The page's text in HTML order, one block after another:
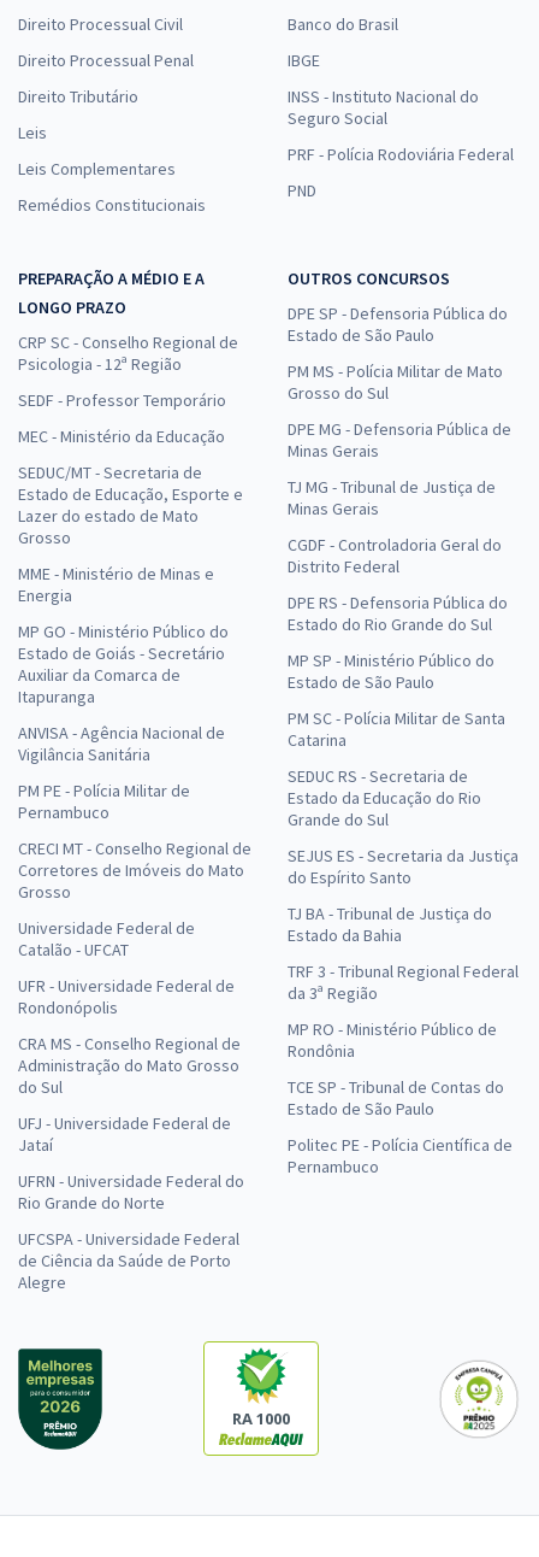
Direito Processual Civil
Direito Processual Penal
Direito Tributário
Leis
Leis Complementares
Remédios Constitucionais
Banco do Brasil
IBGE
INSS - Instituto Nacional do
Seguro Social
PRF - Polícia Rodoviária Federal
PND
PREPARAÇÃO A MÉDIO E A
LONGO PRAZO
CRP SC - Conselho Regional de
Psicologia - 12ª Região
SEDF - Professor Temporário
MEC - Ministério da Educação
SEDUC/MT - Secretaria de
Estado de Educação, Esporte e
Lazer do estado de Mato
Grosso
MME - Ministério de Minas e
Energia
MP GO - Ministério Público do
Estado de Goiás - Secretário
Auxiliar da Comarca de
Itapuranga
ANVISA - Agência Nacional de
Vigilância Sanitária
PM PE - Polícia Militar de
Pernambuco
CRECI MT - Conselho Regional de
Corretores de Imóveis do Mato
Grosso
Universidade Federal de
Catalão - UFCAT
UFR - Universidade Federal de
Rondonópolis
CRA MS - Conselho Regional de
Administração do Mato Grosso
do Sul
UFJ - Universidade Federal de
Jataí
UFRN - Universidade Federal do
Rio Grande do Norte
UFCSPA - Universidade Federal
de Ciência da Saúde de Porto
Alegre
OUTROS CONCURSOS
DPE SP - Defensoria Pública do
Estado de São Paulo
PM MS - Polícia Militar de Mato
Grosso do Sul
DPE MG - Defensoria Pública de
Minas Gerais
TJ MG - Tribunal de Justiça de
Minas Gerais
CGDF - Controladoria Geral do
Distrito Federal
DPE RS - Defensoria Pública do
Estado do Rio Grande do Sul
MP SP - Ministério Público do
Estado de São Paulo
PM SC - Polícia Militar de Santa
Catarina
SEDUC RS - Secretaria de
Estado da Educação do Rio
Grande do Sul
SEJUS ES - Secretaria da Justiça
do Espírito Santo
TJ BA - Tribunal de Justiça do
Estado da Bahia
TRF 3 - Tribunal Regional Federal
da 3ª Região
MP RO - Ministério Público de
Rondônia
TCE SP - Tribunal de Contas do
Estado de São Paulo
Politec PE - Polícia Científica de
Pernambuco
RA 1000